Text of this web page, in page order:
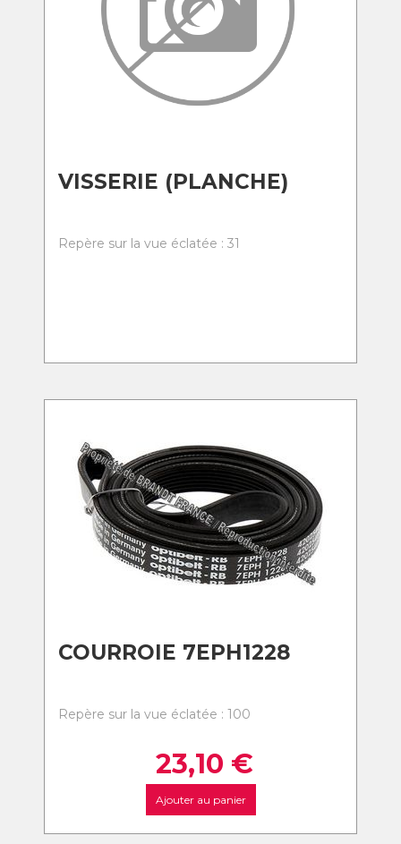
VISSERIE (PLANCHE)
Repère sur la vue éclatée : 31
COURROIE 7EPH1228
Repère sur la vue éclatée : 100
23,10 €
Ajouter au panier